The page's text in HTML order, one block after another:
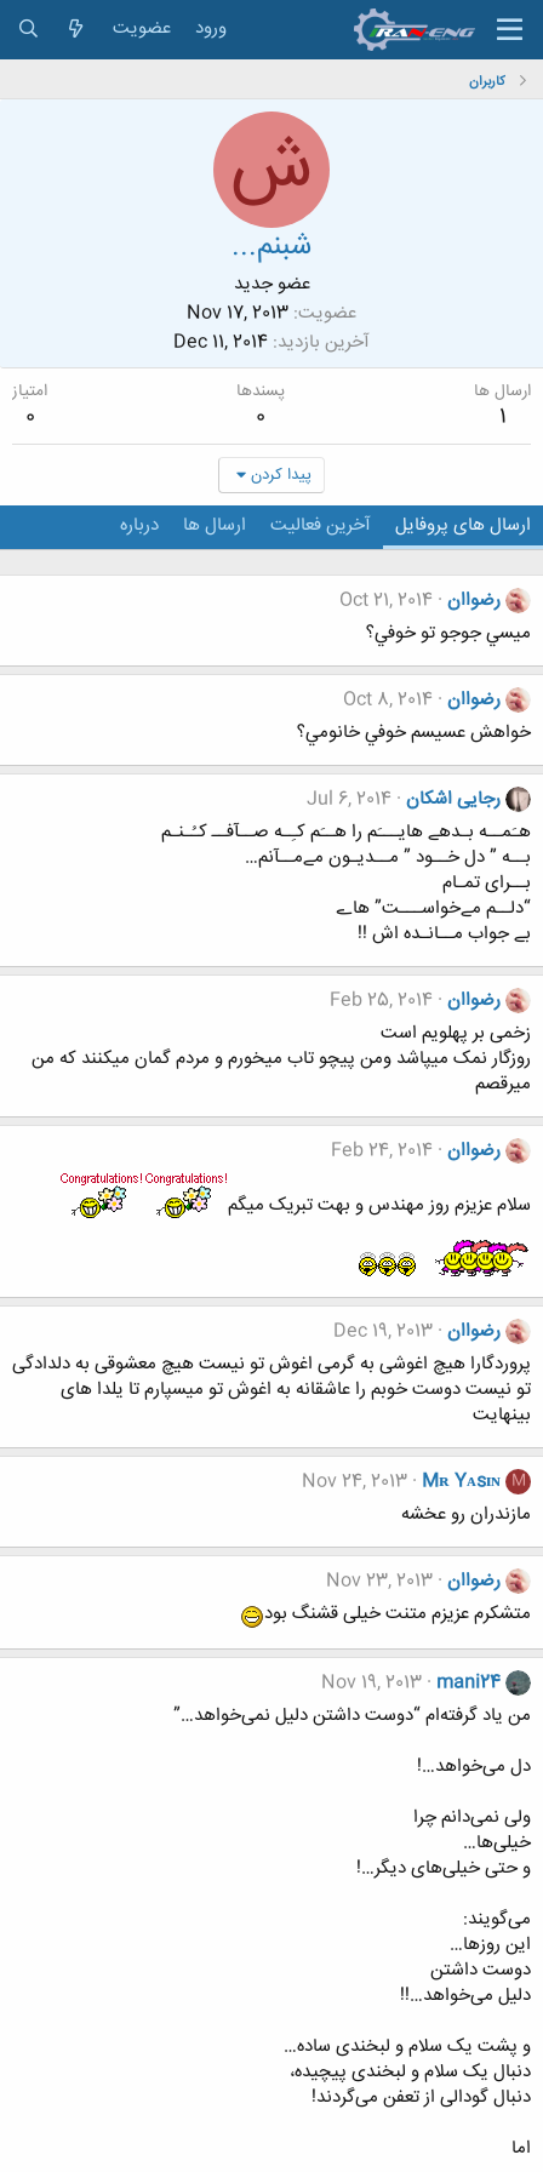
ورود عضویت
کاربران
ش
شبنم...
عضو جدید
عضویت Nov 17, 2013
آخرین بازدید Dec 11, 2014
ارسال ها
1
پسندها
0
امتیاز
0
پیدا کردن
ارسال های پروفایل آخرین فعالیت ارسال ها درباره
رضواان Oct 21, 2014
ميسي جوجو تو خوفي؟
رضواان Oct 8, 2014
خواهش عسيسم خوفي خانومي؟
رجایی اشکان Jul 6, 2014
هـَمــه بـدهے هایـــَم را هــَم کـِـه صــآفــ کـُـنـم
بــه ” دل خــود ” مــدیـون مےمــآنم…
بــرای تمـام
“دلــم مےخواســـت” هاے
بے جواب مــانـده اش !!
رضواان Feb 25, 2014
زخمی بر پهلویم است
روزگار نمک میپاشد ومن پیچو تاب میخورم و مردم گمان میکنند که من
میرقصم
رضواان Feb 24, 2014
سلام عزیزم روز مهندس و بهت تبریک میگم
رضواان Dec 19, 2013
پروردگارا هیچ اغوشی به گرمی اغوش تو نیست هیچ معشوقی به دلدادگی
تو نیست دوست خوبم را عاشقانه به اغوش تو میسپارم تا یلدا های
بینهایت
M
Mʀ Yᴀsɪɴ
Nov 24, 2013
مازندران رو عخشه
رضواان Nov 23, 2013
متشکرم عزیزم متنت خیلی قشنگ بود
mani24
Nov 19, 2013
من یاد گرفته‌ام “دوست داشتن دلیل نمی‌خواهد…”
دل می‌خواهد…!
ولی نمی‌دانم چرا
خیلی‌ها…
و حتی خیلی‌های دیگر…!
می‌گویند:
این روزها…
دوست داشتن
دلیل می‌خواهد…!!
و پشت یک سلام و لبخندی ساده…
دنبال یک سلام و لبخندی پیچیده،
دنبال گودالی از تعفن می‌گردند!
اما